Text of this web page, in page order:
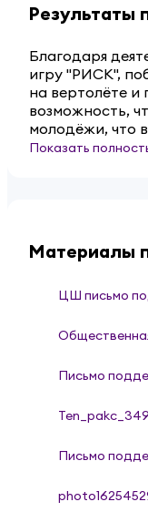
Результаты
Благодаря
игру "РИСК",
на вертолёте и
возможность,
молодёжи, что
Показать
Материалы
ЦШ письмо
Письмо
Письмо